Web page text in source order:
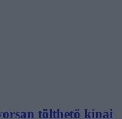
tölthető kínai